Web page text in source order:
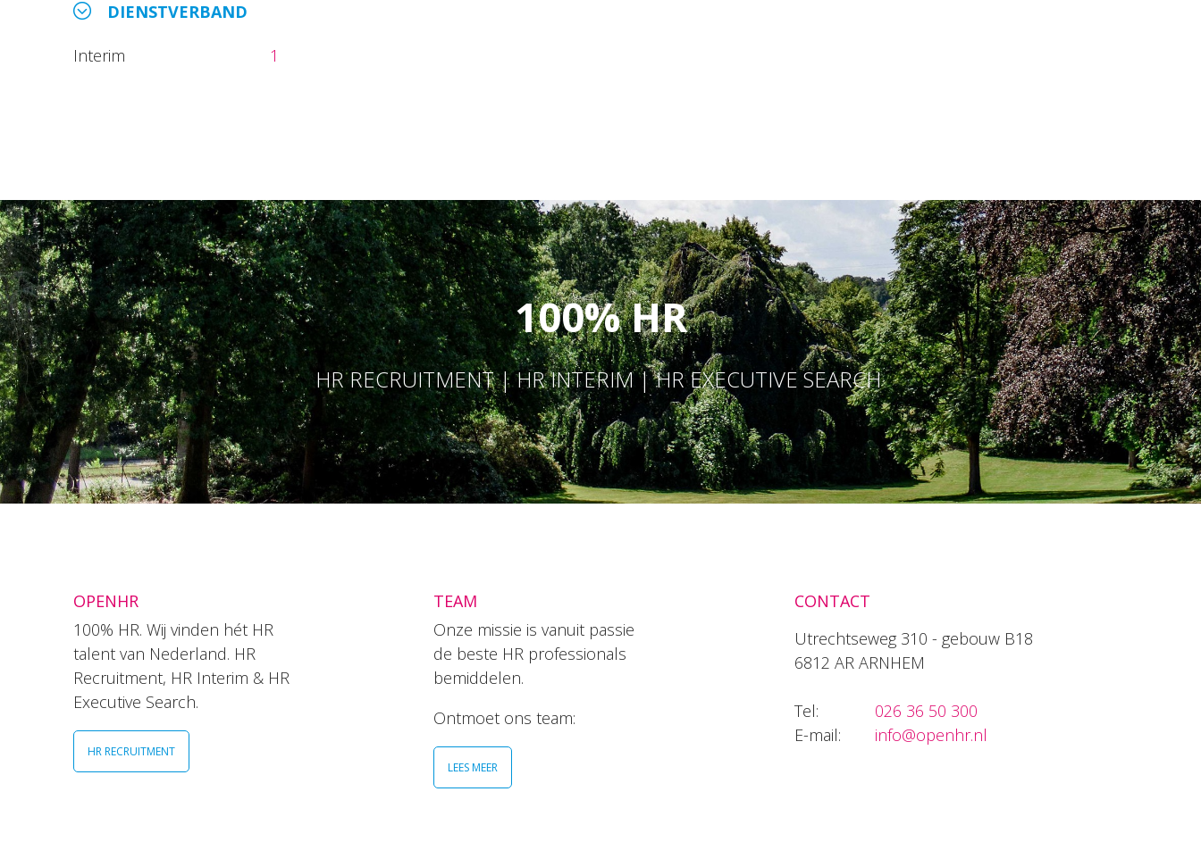
DIENSTVERBAND
Interim 1
100% HR
HR RECRUITMENT | HR INTERIM | HR EXECUTIVE SEARCH
OPENHR
100% HR. Wij vinden hét HR
talent van Nederland. HR
Recruitment, HR Interim & HR
Executive Search.
HR RECRUITMENT
TEAM
Onze missie is vanuit passie
de beste HR professionals
bemiddelen.
Ontmoet ons team:
LEES MEER
CONTACT
Utrechtseweg 310 - gebouw B18
6812 AR ARNHEM
Tel:
026 36 50 300
E-mail:
info@openhr.nl